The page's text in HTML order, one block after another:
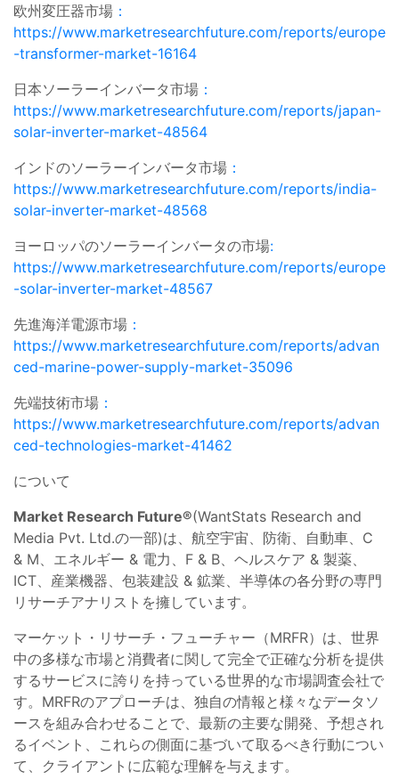
欧州変圧器市場 ：
https://www.marketresearchfuture.com/reports/europe
-transformer-market-16164
日本ソーラーインバータ市場 ：
https://www.marketresearchfuture.com/reports/japan-
solar-inverter-market-48564
インドのソーラーインバータ市場 ：
https://www.marketresearchfuture.com/reports/india-
solar-inverter-market-48568
ヨーロッパのソーラーインバータの市場:
https://www.marketresearchfuture.com/reports/europe
-solar-inverter-market-48567
先進海洋電源市場 ：
https://www.marketresearchfuture.com/reports/advan
ced-marine-power-supply-market-35096
先端技術市場 ：
https://www.marketresearchfuture.com/reports/advan
ced-technologies-market-41462
について
Market Research Future®(WantStats Research and
Media Pvt. Ltd.の一部)は、航空宇宙、防衛、自動車、C
& M、エネルギー & 電力、F & B、ヘルスケア & 製薬、
ICT、産業機器、包装建設 & 鉱業、半導体の各分野の専門
リサーチアナリストを擁しています。
マーケット・リサーチ・フューチャー（MRFR）は、世界
中の多様な市場と消費者に関して完全で正確な分析を提供
するサービスに誇りを持っている世界的な市場調査会社で
す。MRFRのアプローチは、独自の情報と様々なデータソ
ースを組み合わせることで、最新の主要な開発、予想され
るイベント、これらの側面に基づいて取るべき行動につい
て、クライアントに広範な理解を与えます。